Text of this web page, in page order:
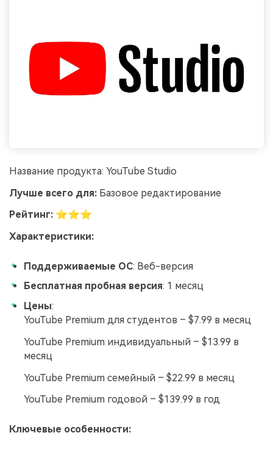
Название продукта: YouTube Studio
Лучше всего для: Базовое редактирование
Рейтинг: ⭐⭐⭐
Характеристики:
Поддерживаемые ОС: Веб-версия
Бесплатная пробная версия: 1 месяц
Цены:
YouTube Premium для студентов – $7.99 в месяц
YouTube Premium индивидуальный – $13.99 в
месяц
YouTube Premium семейный – $22.99 в месяц
YouTube Premium годовой – $139.99 в год
Ключевые особенности: